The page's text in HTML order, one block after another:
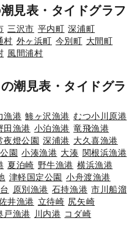
見表・タイドグラフ
三沢市 平内町 深浦町
村 外ヶ浜町 今別町 大間町
風間浦村
潮見表・タイドグラ
漁港 鯵ヶ沢漁港 むつ小川原港
田漁港 小泊漁港 竜飛漁港
夜燈公園 深浦港 大久喜漁港
園 小湊漁港 大湊 関根浜漁港
夏泊崎 野牛漁港 横浜漁港
津軽国定公園 小舟渡漁港
原別漁港 石持漁港 市川船溜
井漁港 立待崎 尻矢崎
戸漁港 川内港 コダ崎